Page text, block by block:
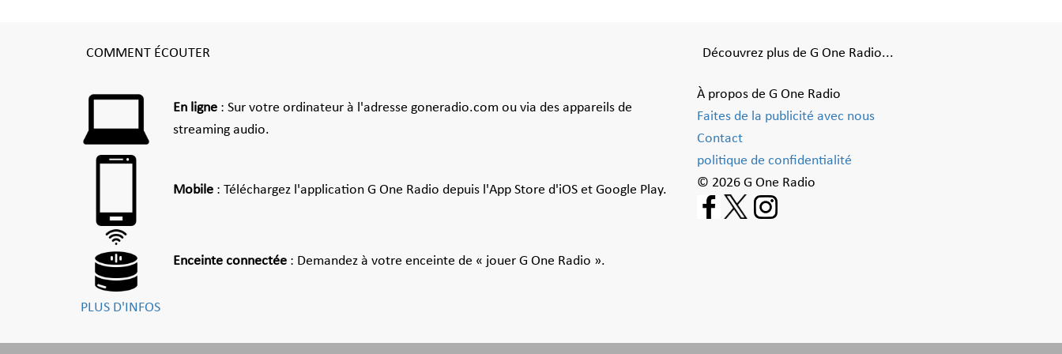
COMMENT ÉCOUTER
En ligne : Sur votre ordinateur à l'adresse goneradio.com ou via des appareils de
streaming audio.
Mobile : Téléchargez l'application G One Radio depuis l'App Store d'iOS et Google Play.
Enceinte connectée : Demandez à votre enceinte de « jouer G One Radio ».
PLUS D'INFOS
Découvrez plus de G One Radio...
À propos de G One Radio
Faites de la publicité avec nous
Contact
politique de confidentialité
© 2026 G One Radio